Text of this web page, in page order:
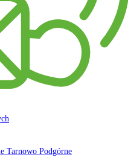
Tarnowo Podgórne